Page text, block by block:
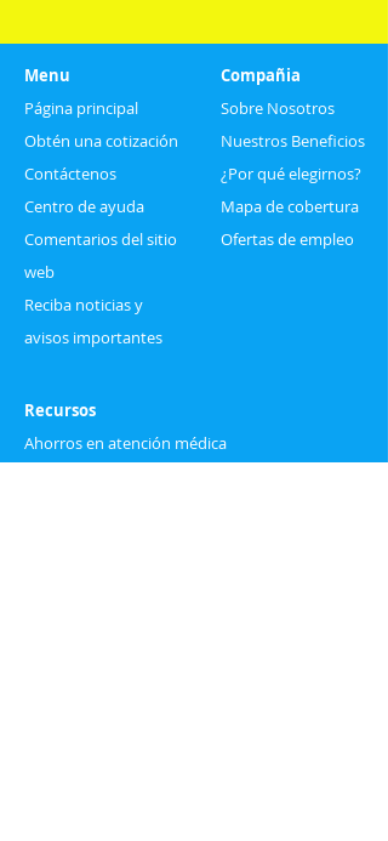
Menu
Página principal
Obtén una cotización
Contáctenos
Centro de ayuda
Comentarios del sitio
web
Reciba noticias y
avisos importantes
Compañia
Sobre Nosotros
Nuestros Beneficios
¿Por qué elegirnos?
Mapa de cobertura
Ofertas de empleo
Recursos
Ahorros en atención médica